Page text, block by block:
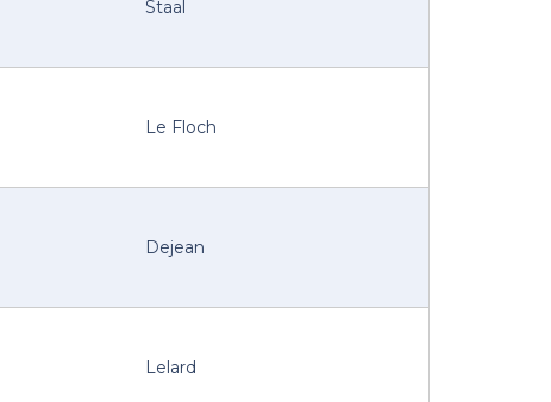
Staal
Le Floch
Dejean
Lelard